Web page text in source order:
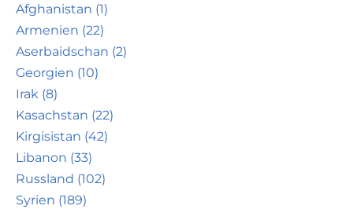
Afghanistan (1)
Armenien (22)
Aserbaidschan (2)
Georgien (10)
Irak (8)
Kasachstan (22)
Kirgisistan (42)
Libanon (33)
Russland (102)
Syrien (189)